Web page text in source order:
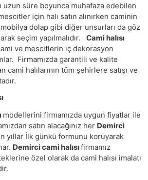
uzun süre boyunca muhafaza edebilen
için halı satın alınırken caminin
dolap gibi diğer unsurları da göz
seçim yapılmalıdır. Cami halısı
ve mescitlerin iç dekorasyon
Firmamızda garantili ve kalite
cami halılarının tüm şehirlere satışı ve
modellerini firmamızda uygun fiyatlar ile
satın alacağınız her Demirci
yıllar İlk günkü formunu koruyarak
Demirci cami halısıfirmamız
özel olarak da cami halısı imalatı